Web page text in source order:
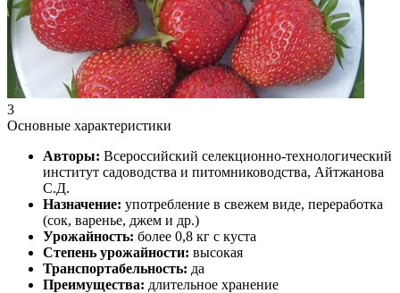
3
Основные характеристики
Авторы: Всероссийский селекционно-технологический
институт садоводства и питомниководства, Айтжанова
С.Д.
Назначение: употребление в свежем виде, переработка
(сок, варенье, джем и др.)
Урожайность: более 0,8 кг с куста
Степень урожайности: высокая
Транспортабельность: да
Преимущества: длительное хранение